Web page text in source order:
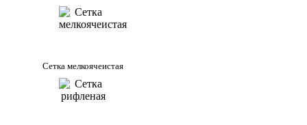
Сетка мелкоячеистая